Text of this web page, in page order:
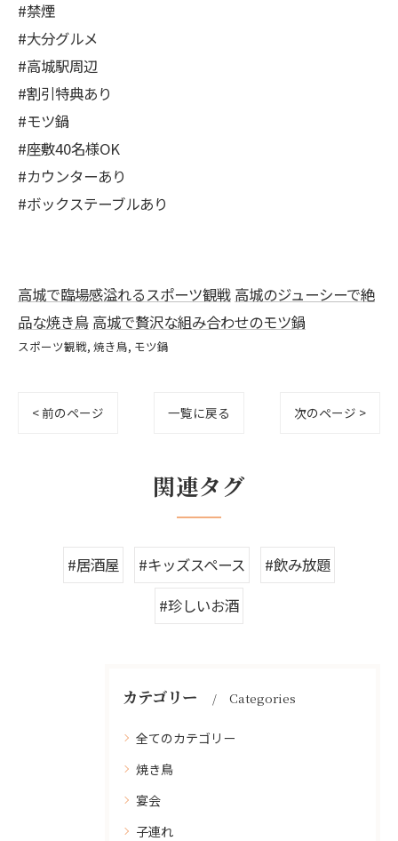
#禁煙
#大分グルメ
#高城駅周辺
#割引特典あり
#モツ鍋
#座敷40名様OK
#カウンターあり
#ボックステーブルあり
高城で臨場感溢れるスポーツ観戦 高城のジューシーで絶
品な焼き鳥 高城で贅沢な組み合わせのモツ鍋
スポーツ観戦 焼き鳥 モツ鍋
< 前のページ 一覧に戻る 次のページ >
関連タグ
#居酒屋 #キッズスペース
#飲み放題
#珍しいお酒
カテゴリー Categories
全てのカテゴリー
焼き鳥
宴会
子連れ